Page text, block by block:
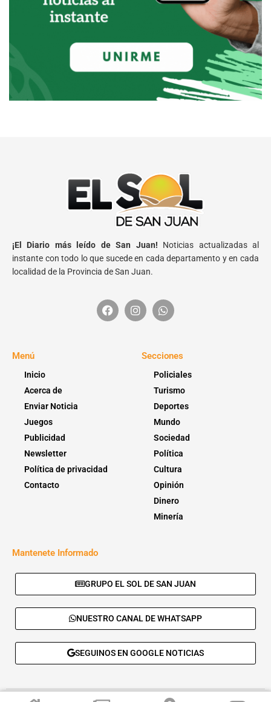
¡El Diario más leído de San Juan! Noticias actualizadas al
instante con todo lo que sucede en cada departamento y en cada
localidad de la Provincia de San Juan.
Menú
Inicio
Acerca de
Enviar Noticia
Juegos
Publicidad
Newsletter
Política de privacidad
Contacto
Secciones
Policiales
Turismo
Deportes
Mundo
Sociedad
Política
Cultura
Opinión
Dinero
Minería
Mantenete Informado
GRUPO EL SOL DE SAN JUAN
NUESTRO CANAL DE WHATSAPP
SEGUINOS EN GOOGLE NOTICIAS